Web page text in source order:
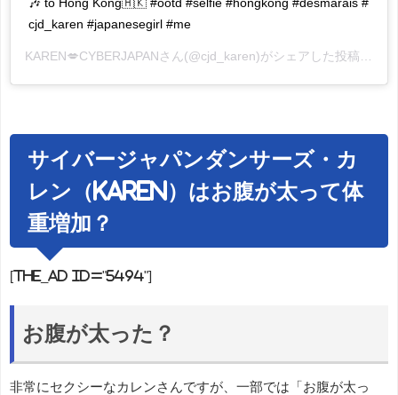
🎶 to Hong Kong🇭🇰 #ootd #selfie #hongkong #desmarais #
cjd_karen #japanesegirl #me
KAREN💋CYBERJAPANさん(@cjd_karen)がシェアした投稿 -
サイバージャパンダンサーズ・カ
レン（KAREN）はお腹が太って体
重増加？
[the_ad id="5494"]
お腹が太った？
非常にセクシーなカレンさんですが、一部では「お腹が太っ